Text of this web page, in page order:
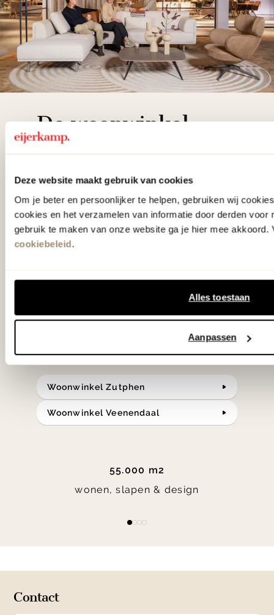
Deze website maakt gebruik van cookies
Om je beter en persoonlijker te helpen, gebruiken wij
cookies en het verzamelen van informatie door derden voor
gebruik te maken van onze website ga je hier mee akkoord.
cookiebeleid.
Alles toestaan
Aanpassen
De woonwinkel
gezien op tv!
Wie kent het programma vtwonen
'Weer verliefd op je huis' niet? We
hebben met liefde de mooiste woon-,
slaap- en designcollecties
klassiekers en de nieuwste ontwerpen
in verrassende materialen en kleuren!
Bekijk onze openingstijden en
bereken je route.
Woonwinkel Zutphen
Woonwinkel Veenendaal
55.000 m2
wonen, slapen & design
Contact